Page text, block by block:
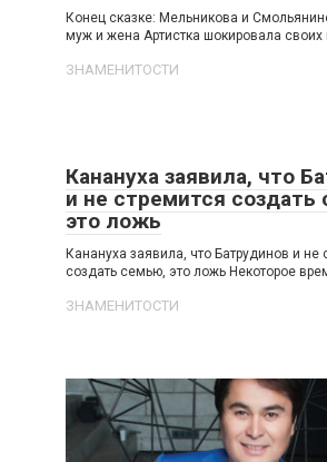
Конец сказке: Мельникова и
муж и жена Артистка шокировала своих
ЗНАМЕНИТОСТИ
Канануха заявила, что
и не стремится
это ложь
Канануха заявила, что Батрудинов и не
создать семью, это ложь Некоторое
ЗНАМЕНИТОСТИ